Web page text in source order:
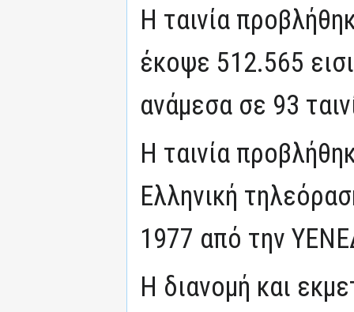
Η ταινία
έκοψε 512.565
ανάμεσα σε 93
Η ταινία
Ελληνική
1977 από την
Η διανομή και